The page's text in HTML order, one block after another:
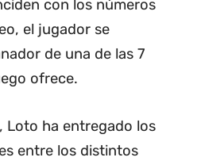
con los números
el jugador se
de una de las 7
ofrece.
Loto ha entregado los
entre los distintos